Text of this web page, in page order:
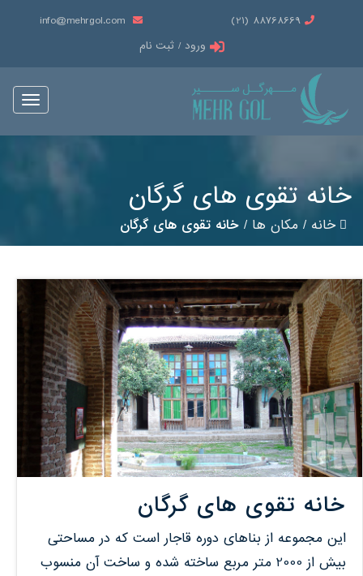
88768669 (21)
info@mehrgol.com
ورود / ثبت نام
Toggle
خانه تقوی های گرگان
خانه/ مکان ها/ خانه تقوی های گرگان
خانه تقوی های گرگان
این مجموعه از بناهای دوره قاجار است که در مساحتی
بیش از 2000 متر مربع ساخته شده و ساخت آن منسوب